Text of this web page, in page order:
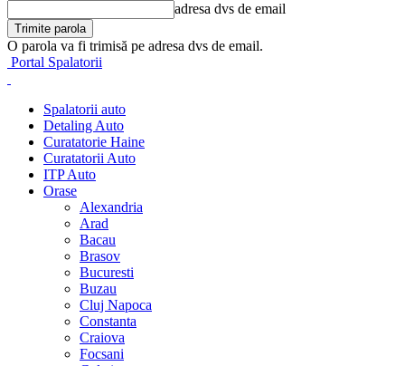
adresa dvs de email
O parola va fi trimisă pe adresa dvs de email.
Portal Spalatorii
Spalatorii auto
Detaling Auto
Curatatorie Haine
Curatatorii Auto
ITP Auto
Orase
Alexandria
Arad
Bacau
Brasov
Bucuresti
Buzau
Cluj Napoca
Constanta
Craiova
Focsani